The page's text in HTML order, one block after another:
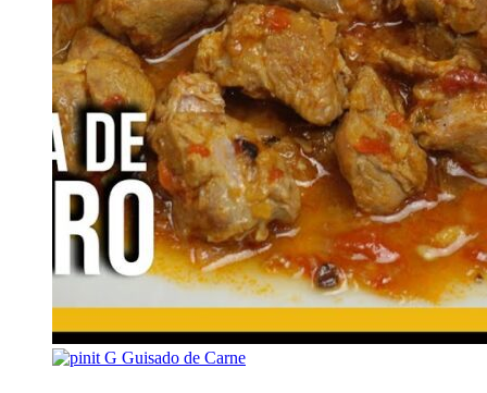
G Guisado de Carne